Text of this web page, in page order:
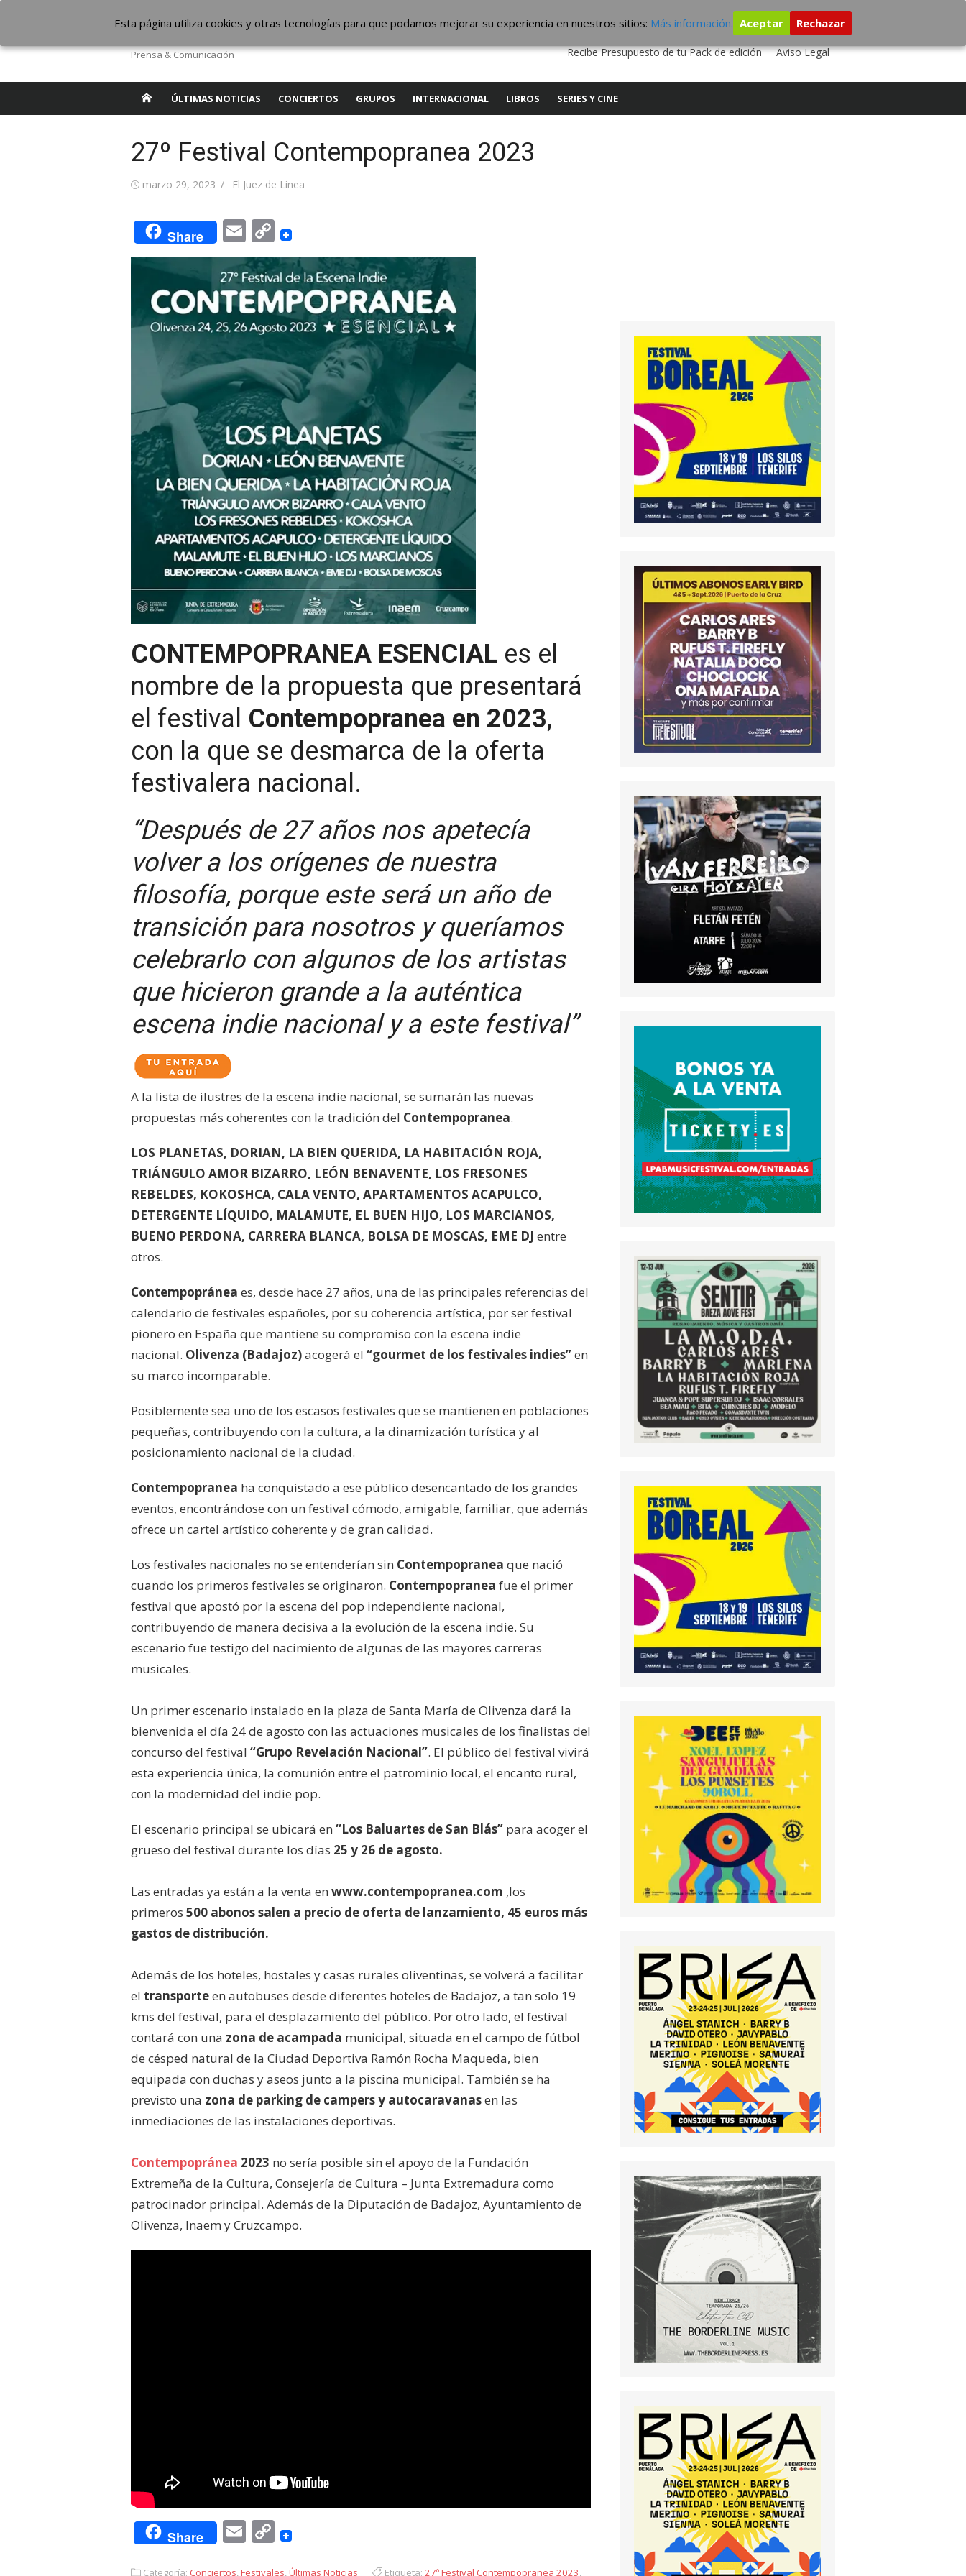
contenido
The Borderline Music
Prensa & Comunicación
QUIENES SOMOS CONTACTO SERVICIOS EDITA TU DISCO
ESTUDIO DE GRABACIÓN
Recibe Presupuesto de tu Pack de edición
Aviso Legal
ÚLTIMAS NOTICIAS CONCIERTOS GRUPOS INTERNACIONAL LIBROS SERIES Y CINE
27º Festival Contempopranea 2023
Publicada
marzo 29, 2023 Autor
El Juez de Linea
Share EmailCopy
Link
CONTEMPOPRANEA ESENCIAL es el
nombre de la propuesta que presentará
el festival Contempopranea en 2023,
con la que se desmarca de la oferta
festivalera nacional.
“Después de 27 años nos apetecía
volver a los orígenes de nuestra
filosofía, porque este será un año de
transición para nosotros y queríamos
celebrarlo con algunos de los artistas
que hicieron grande a la auténtica
escena indie nacional y a este festival”
A la lista de ilustres de la escena indie nacional, se sumarán las nuevas
propuestas más coherentes con la tradición del Contempopranea.
LOS PLANETAS, DORIAN, LA BIEN QUERIDA, LA HABITACIÓN ROJA,
TRIÁNGULO AMOR BIZARRO, LEÓN BENAVENTE, LOS FRESONES
REBELDES, KOKOSHCA, CALA VENTO, APARTAMENTOS ACAPULCO,
DETERGENTE LÍQUIDO, MALAMUTE, EL BUEN HIJO, LOS MARCIANOS,
BUENO PERDONA, CARRERA BLANCA, BOLSA DE MOSCAS, EME DJ entre
otros.
Contempopránea es, desde hace 27 años, una de las principales referencias del
calendario de festivales españoles, por su coherencia artística, por ser festival
pionero en España que mantiene su compromiso con la escena indie
nacional. Olivenza (Badajoz)acogerá el “gourmet de los festivales indies”en
su marco incomparable.
Posiblemente sea uno de los escasos festivales que se mantienen en poblaciones
pequeñas, contribuyendo con la cultura, a la dinamización turística y al
posicionamiento nacional de la ciudad.
Contempopranea ha conquistado a ese público desencantado de los grandes
eventos, encontrándose con un festival cómodo, amigable, familiar, que además
ofrece un cartel artístico coherente y de gran calidad.
Los festivales nacionales no se entenderían sin Contempopranea que nació
cuando los primeros festivales se originaron. Contempopranea fue el primer
festival que apostó por la escena del pop independiente nacional,
contribuyendo de manera decisiva a la evolución de la escena indie. Su
escenario fue testigo del nacimiento de algunas de las mayores carreras
musicales.
Un primer escenario instalado en la plaza de Santa María de Olivenza dará la
bienvenida el día 24 de agosto con las actuaciones musicales de los finalistas del
concurso del festival “Grupo Revelación Nacional”. El público del festival vivirá
esta experiencia única, la comunión entre el patrominio local, el encanto rural,
con la modernidad del indie pop.
El escenario principal se ubicará en “Los Baluartes de San Blás” para acoger el
grueso del festival durante los días 25 y 26 de agosto.
Las entradas ya están a la venta en www.contempopranea.com ,los
primeros 500 abonos salen a precio de oferta de lanzamiento, 45 euros más
gastos de distribución.
Además de los hoteles, hostales y casas rurales oliventinas, se volverá a facilitar
el transporteen autobuses desde diferentes hoteles de Badajoz, a tan solo 19
kms del festival, para el desplazamiento del público. Por otro lado, el festival
contará con una zona de acampada municipal, situada en el campo de fútbol
de césped natural de la Ciudad Deportiva Ramón Rocha Maqueda, bien
equipada con duchas y aseos junto a la piscina municipal. También se ha
previsto una zona de parking de campers y autocaravanasen las
inmediaciones de las instalaciones deportivas.
Contempopránea 2023 no sería posible sin el apoyo de la Fundación
Extremeña de la Cultura, Consejería de Cultura – Junta Extremadura como
patrocinador principal. Además de la Diputación de Badajoz, Ayuntamiento de
Olivenza, Inaem y Cruzcampo.
Share EmailCopy
Categoría: Conciertos,Festivales,Últimas Noticias Etiqueta: 27º Festival Contempopranea 2023,
Esta página utiliza cookies y otras tecnologías para que podamos mejorar su experiencia en nuestros sitios: Más información. Aceptar Rechazar